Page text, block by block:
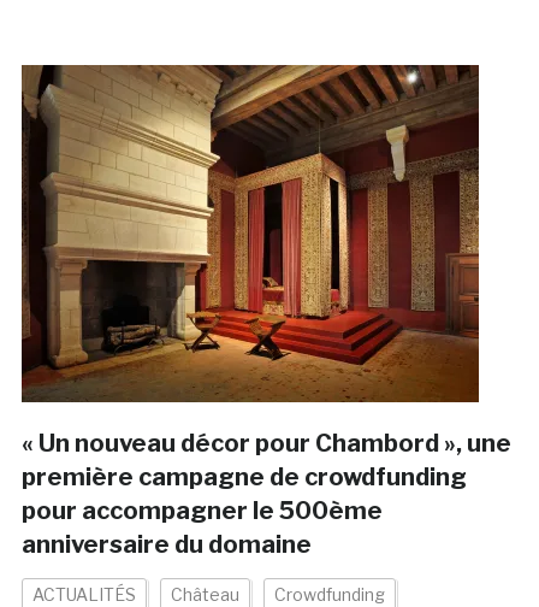
« Un nouveau décor pour Chambord », une
première campagne de crowdfunding
pour accompagner le 500ème
anniversaire du domaine
ACTUALITÉS Château Crowdfunding